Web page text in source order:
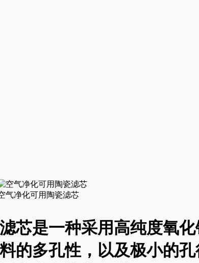
气净化可用陶瓷滤芯
芯是一种采用高纯度氧
的多孔性，以及极小的